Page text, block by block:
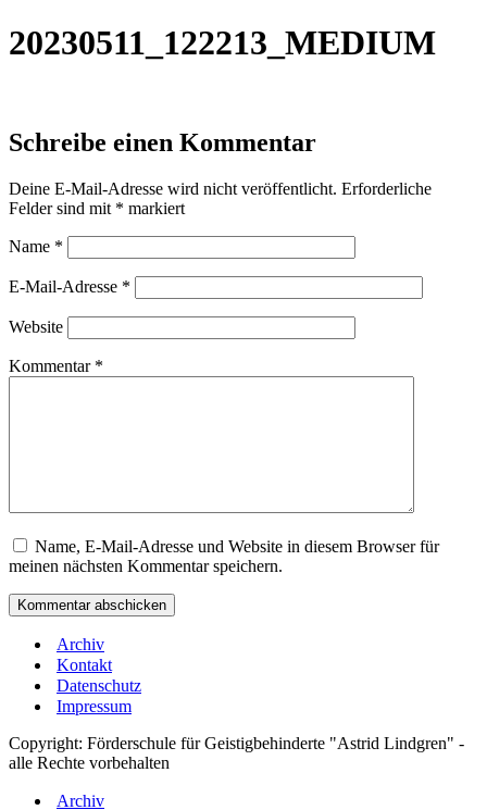
20230511_122213_MEDIUM
Schreibe einen Kommentar
Deine E-Mail-Adresse wird nicht veröffentlicht. Erforderliche
Felder sind mit * markiert
Name *
E-Mail-Adresse *
Website
Kommentar *
Name, E-Mail-Adresse und Website in diesem Browser für
meinen nächsten Kommentar speichern.
Archiv
Kontakt
Datenschutz
Impressum
Copyright: Förderschule für Geistigbehinderte "Astrid Lindgren" -
alle Rechte vorbehalten
Archiv